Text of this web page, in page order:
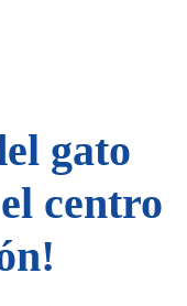
gato
centro